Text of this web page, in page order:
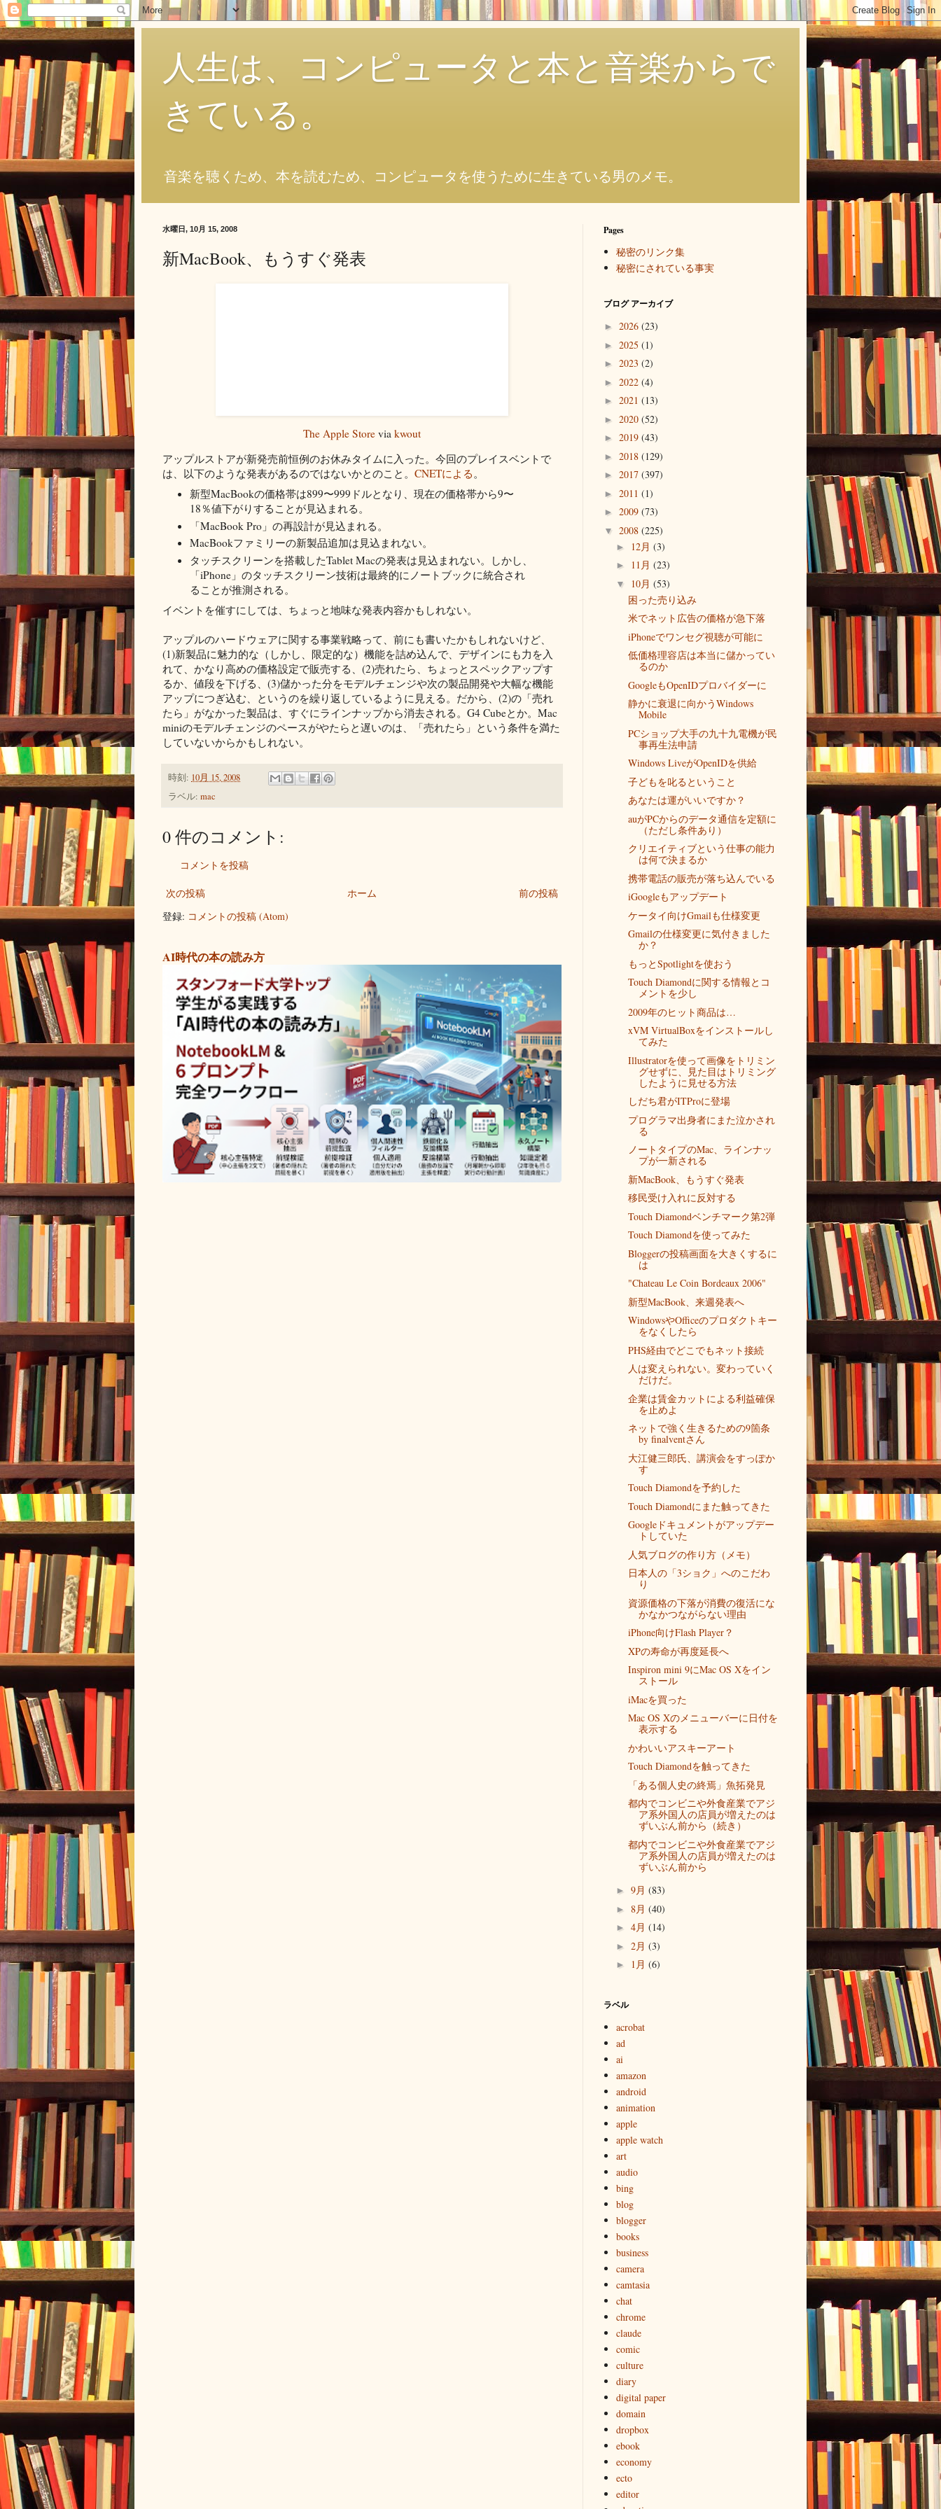
人生は、コンピュータと本と音楽からで
きている。
音楽を聴くため、本を読むため、コンピュータを使うために生きている男のメモ。
水曜日, 10月 15, 2008
新MacBook、もうすぐ発表
The Apple Store via kwout
アップルストアが新発売前恒例のお休みタイムに入った。今回のプレイスベントで
は、以下のような発表があるのではないかとのこと。 CNETによる。
新型MacBookの価格帯は899〜999ドルとなり、現在の価格帯から9〜
18％値下がりすることが見込まれる。
「MacBook Pro」の再設計が見込まれる。
MacBookファミリーの新製品追加は見込まれない。
タッチスクリーンを搭載したTablet Macの発表は見込まれない。しかし、
「iPhone」のタッチスクリーン技術は最終的にノートブックに統合され
ることが推測される。
イベントを催すにしては、ちょっと地味な発表内容かもしれない。
アップルのハードウェアに関する事業戦略って、前にも書いたかもしれないけど、
(1)新製品に魅力的な（しかし、限定的な）機能を詰め込んで、デザインにも力を入
れて、かなり高めの価格設定で販売する、(2)売れたら、ちょっとスペックアップす
るか、値段を下げる、(3)儲かった分をモデルチェンジや次の製品開発や大幅な機能
アップにつぎ込む、というのを繰り返しているように見える。だから、(2)の「売れ
たら」がなかった製品は、すぐにラインナップから消去される。G4 Cubeとか。Mac
miniのモデルチェンジのペースがやたらと遅いのは、「売れたら」という条件を満た
していないからかもしれない。
時刻: 10月 15, 2008
ラベル: mac
0 件のコメント:
コメントを投稿
次の投稿 前の投稿
ホーム
登録: コメントの投稿 (Atom)
AI時代の本の読み方
Pages
秘密のリンク集
秘密にされている事実
ブログ アーカイブ
► 2026 (23)
► 2025 (1)
► 2023 (2)
► 2022 (4)
► 2021 (13)
► 2020 (52)
► 2019 (43)
► 2018 (129)
► 2017 (397)
► 2011 (1)
► 2009 (73)
▼ 2008 (225)
► 12月 (3)
► 11月 (23)
▼ 10月 (53)
困った売り込み
米でネット広告の価格が急下落
iPhoneでワンセグ視聴が可能に
低価格理容店は本当に儲かってい
るのか
GoogleもOpenIDプロバイダーに
静かに衰退に向かうWindows
Mobile
PCショップ大手の九十九電機が民
事再生法申請
Windows LiveがOpenIDを供給
子どもを叱るということ
あなたは運がいいですか？
auがPCからのデータ通信を定額に
（ただし条件あり）
クリエイティブという仕事の能力
は何で決まるか
携帯電話の販売が落ち込んでいる
iGoogleもアップデート
ケータイ向けGmailも仕様変更
Gmailの仕様変更に気付きました
か？
もっとSpotlightを使おう
Touch Diamondに関する情報とコ
メントを少し
2009年のヒット商品は…
xVM VirtualBoxをインストールし
てみた
Illustratorを使って画像をトリミン
グせずに、見た目はトリミング
したように見せる方法
しだち君がITProに登場
プログラマ出身者にまた泣かされ
る
ノートタイプのMac、ラインナッ
プが一新される
新MacBook、もうすぐ発表
移民受け入れに反対する
Touch Diamondベンチマーク第2弾
Touch Diamondを使ってみた
Bloggerの投稿画面を大きくするに
は
"Chateau Le Coin Bordeaux 2006"
新型MacBook、来週発表へ
WindowsやOfficeのプロダクトキー
をなくしたら
PHS経由でどこでもネット接続
人は変えられない。変わっていく
だけだ。
企業は賃金カットによる利益確保
を止めよ
ネットで強く生きるための9箇条
by finalventさん
大江健三郎氏、講演会をすっぽか
す
Touch Diamondを予約した
Touch Diamondにまた触ってきた
Googleドキュメントがアップデー
トしていた
人気ブログの作り方（メモ）
日本人の「3ショク」へのこだわ
り
資源価格の下落が消費の復活にな
かなかつながらない理由
iPhone向けFlash Player？
XPの寿命が再度延長へ
Inspiron mini 9にMac OS Xをイン
ストール
iMacを買った
Mac OS Xのメニューバーに日付を
表示する
かわいいアスキーアート
Touch Diamondを触ってきた
「ある個人史の終焉」魚拓発見
都内でコンビニや外食産業でアジ
ア系外国人の店員が増えたのは
ずいぶん前から（続き）
都内でコンビニや外食産業でアジ
ア系外国人の店員が増えたのは
ずいぶん前から
► 9月 (83)
► 8月 (40)
► 4月 (14)
► 2月 (3)
► 1月 (6)
ラベル
acrobat
ad
ai
amazon
android
animation
apple
apple watch
art
audio
bing
blog
blogger
books
business
camera
camtasia
chat
chrome
claude
comic
culture
diary
digital paper
domain
dropbox
ebook
economy
ecto
editor